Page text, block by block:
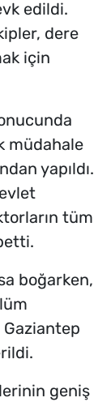
edildi.
dere
için
müdahale
yapıldı.
tüm
boğarken,
geniş